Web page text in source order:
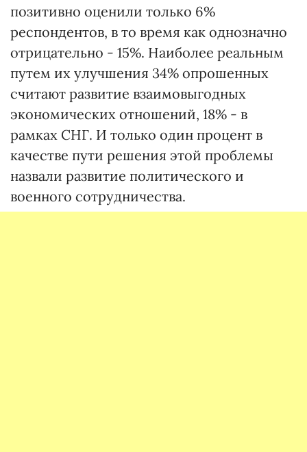
позитивно оценили только 6%
респондентов, в то время как однозначно
отрицательно - 15%. Наиболее реальным
путем их улучшения 34% опрошенных
считают развитие взаимовыгодных
экономических отношений, 18% - в
рамках СНГ. И только один процент в
качестве пути решения этой проблемы
назвали развитие политического и
военного сотрудничества.